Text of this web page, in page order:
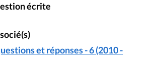
écrite
et réponses - 6 (2010 -